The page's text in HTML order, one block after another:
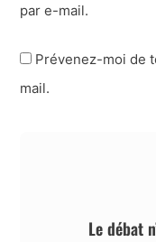
par e-mail.
Prévenez-moi de
mail.
Le débat